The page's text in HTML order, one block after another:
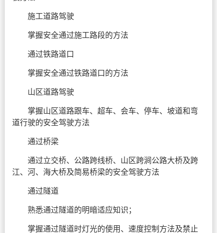
施工道路驾驶
掌握安全通过施工路段的方法
通过铁路道口
掌握安全通过铁路道口的方法
山区道路驾驶
掌握山区道路跟车、超车、会车、停车、坡道和弯
道行驶的安全驾驶方法
通过桥梁
通过立交桥、公路跨线桥、山区跨涧公路大桥及跨
江、河、海大桥及简易桥梁的安全驾驶方法
通过隧道
熟悉通过隧道的明暗适应知识；
掌握通过隧道时灯光的使用、速度控制方法及禁止